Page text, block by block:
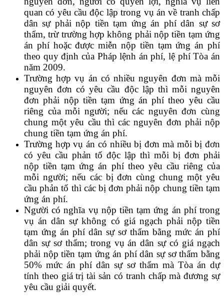
quan có yêu cầu độc lập trong vụ án về tranh chấp
dân sự phải nộp tiền tạm ứng án phí dân sự sơ
thẩm, trừ trường hợp không phải nộp tiền tạm ứng
án phí hoặc được miễn nộp tiền tạm ứng án phí
theo quy định của Pháp lệnh án phí, lệ phí Tòa án
năm 2009.
Trường hợp vụ án có nhiều nguyên đơn mà mỗi
nguyên đơn có yêu cầu độc lập thì mỗi nguyên
đơn phải nộp tiền tạm ứng án phí theo yêu cầu
riêng của mỗi người; nếu các nguyên đơn cùng
chung một yêu cầu thì các nguyên đơn phải nộp
chung tiền tạm ứng án phí.
Trường hợp vụ án có nhiều bị đơn mà mỗi bị đơn
có yêu cầu phản tố độc lập thì mỗi bị đơn phải
nộp tiền tạm ứng án phí theo yêu cầu riêng của
mỗi người; nếu các bị đơn cùng chung một yêu
cầu phản tố thì các bị đơn phải nộp chung tiền tạm
ứng án phí.
Người có nghĩa vụ nộp tiền tạm ứng án phí trong
vụ án dân sự không có giá ngạch phải nộp tiền
tạm ứng án phí dân sự sơ thẩm bằng mức án phí
dân sự sơ thẩm; trong vụ án dân sự có giá ngạch
phải nộp tiền tạm ứng án phí dân sự sơ thẩm bằng
50% mức án phí dân sự sơ thẩm mà Tòa án dự
tính theo giá trị tài sản có tranh chấp mà đương sự
yêu cầu giải quyết.